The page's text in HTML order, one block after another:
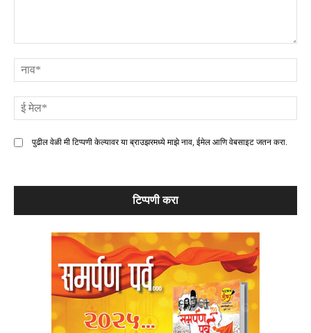
पुढील वेळी मी टिप्पणी केल्यावर या ब्राउझरमध्ये माझे नाव, ईमेल आणि वेबसाइट जतन करा.